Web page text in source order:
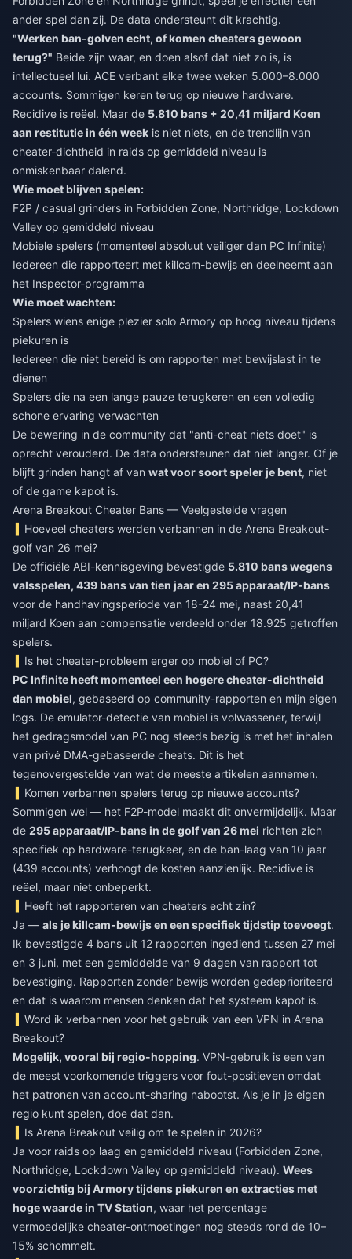
ander spel dan zij. De data ondersteunt dit krachtig.
"Werken ban-golven echt, of komen cheaters gewoon
terug?" Beide zijn waar, en doen alsof dat niet zo is, is
intellectueel lui. ACE verbant elke twee weken 5.000–8.000
accounts. Sommigen keren terug op nieuwe hardware.
Recidive is reëel. Maar de 5.810 bans + 20,41 miljard Koen
aan restitutie in één week is niet niets, en de trendlijn van
cheater-dichtheid in raids op gemiddeld niveau is
onmiskenbaar dalend.
Wie moet blijven spelen:
F2P / casual grinders in Forbidden Zone, Northridge, Lockdown
Valley op gemiddeld niveau
Mobiele spelers (momenteel absoluut veiliger dan PC Infinite)
Iedereen die rapporteert met killcam-bewijs en deelneemt aan
het Inspector-programma
Wie moet wachten:
Spelers wiens enige plezier solo Armory op hoog niveau tijdens
piekuren is
Iedereen die niet bereid is om rapporten met bewijslast in te
dienen
Spelers die na een lange pauze terugkeren en een volledig
schone ervaring verwachten
De bewering in de community dat "anti-cheat niets doet" is
oprecht verouderd. De data ondersteunen dat niet langer. Of je
blijft grinden hangt af van wat voor soort speler je bent, niet
of de game kapot is.
Arena Breakout Cheater Bans — Veelgestelde vragen
Hoeveel cheaters werden verbannen in de Arena Breakout-
golf van 26 mei?
De officiële ABI-kennisgeving bevestigde 5.810 bans wegens
valsspelen, 439 bans van tien jaar en 295 apparaat/IP-bans
voor de handhavingsperiode van 18-24 mei, naast 20,41
miljard Koen aan compensatie verdeeld onder 18.925 getroffen
spelers.
Is het cheater-probleem erger op mobiel of PC?
PC Infinite heeft momenteel een hogere cheater-dichtheid
dan mobiel, gebaseerd op community-rapporten en mijn eigen
logs. De emulator-detectie van mobiel is volwassener, terwijl
het gedragsmodel van PC nog steeds bezig is met het inhalen
van privé DMA-gebaseerde cheats. Dit is het
tegenovergestelde van wat de meeste artikelen aannemen.
Komen verbannen spelers terug op nieuwe accounts?
Sommigen wel — het F2P-model maakt dit onvermijdelijk. Maar
de 295 apparaat/IP-bans in de golf van 26 mei richten zich
specifiek op hardware-terugkeer, en de ban-laag van 10 jaar
(439 accounts) verhoogt de kosten aanzienlijk. Recidive is
reëel, maar niet onbeperkt.
Heeft het rapporteren van cheaters echt zin?
Ja — als je killcam-bewijs en een specifiek tijdstip toevoegt.
Ik bevestigde 4 bans uit 12 rapporten ingediend tussen 27 mei
en 3 juni, met een gemiddelde van 9 dagen van rapport tot
bevestiging. Rapporten zonder bewijs worden gedeprioriteerd
en dat is waarom mensen denken dat het systeem kapot is.
Word ik verbannen voor het gebruik van een VPN in Arena
Breakout?
Mogelijk, vooral bij regio-hopping. VPN-gebruik is een van
de meest voorkomende triggers voor fout-positieven omdat
het patronen van account-sharing nabootst. Als je in je eigen
regio kunt spelen, doe dat dan.
Is Arena Breakout veilig om te spelen in 2026?
Ja voor raids op laag en gemiddeld niveau (Forbidden Zone,
Northridge, Lockdown Valley op gemiddeld niveau). Wees
voorzichtig bij Armory tijdens piekuren en extracties met
hoge waarde in TV Station, waar het percentage
vermoedelijke cheater-ontmoetingen nog steeds rond de 10–
15% schommelt.